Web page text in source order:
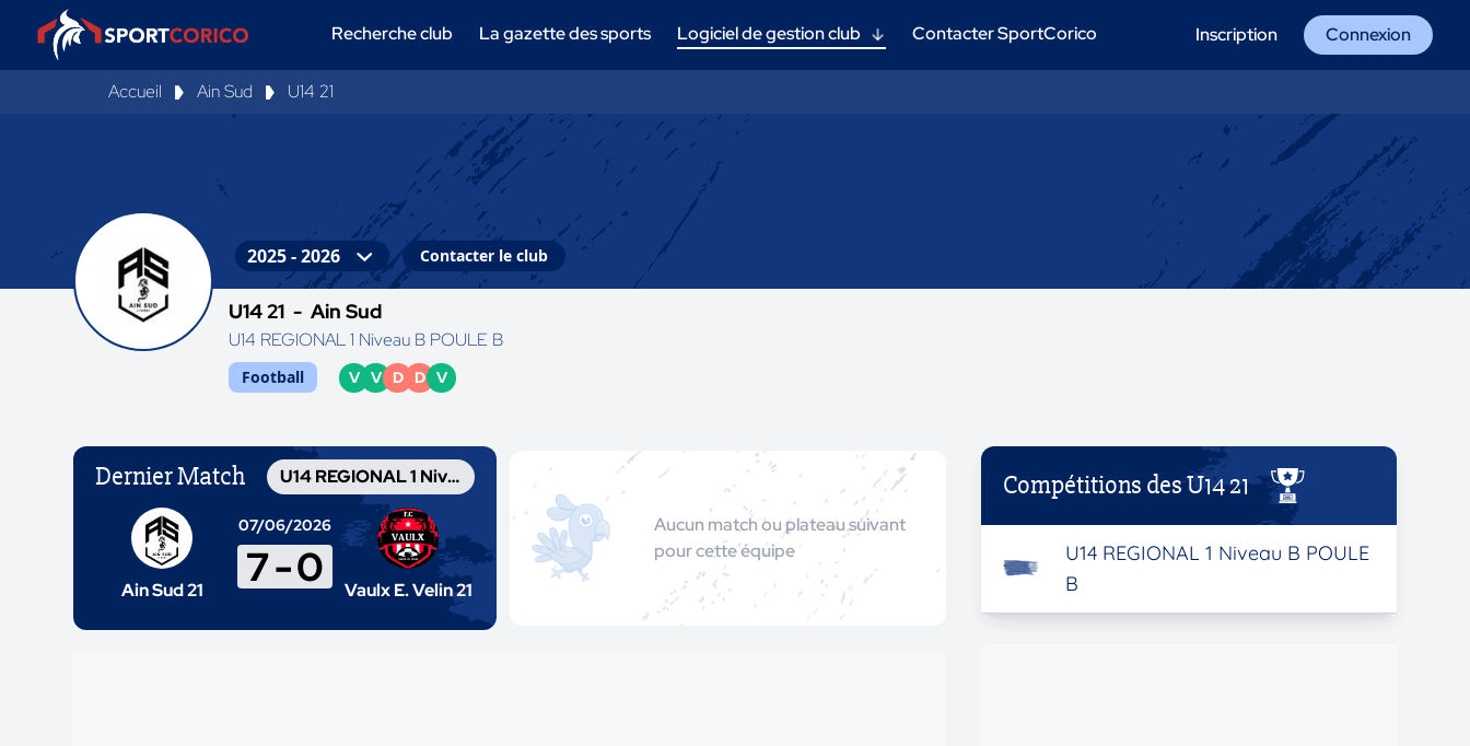
Recherche club La gazette des sports Logiciel de gestion club Contacter SportCorico Inscription Connexion
Accueil Ain Sud U14 21
Contacter le club
U14 21 -Ain Sud
U14 REGIONAL 1 Niveau B POULE B
Football V V D D V
Dernier Match U14 REGIONAL 1 Niveau B
Ain Sud 21
07/06/2026
7-0 Vaulx E. Velin 21
Aucun match ou plateau suivant
pour cette équipe
Compétitions des U14 21
U14 REGIONAL 1 Niveau B POULE
B